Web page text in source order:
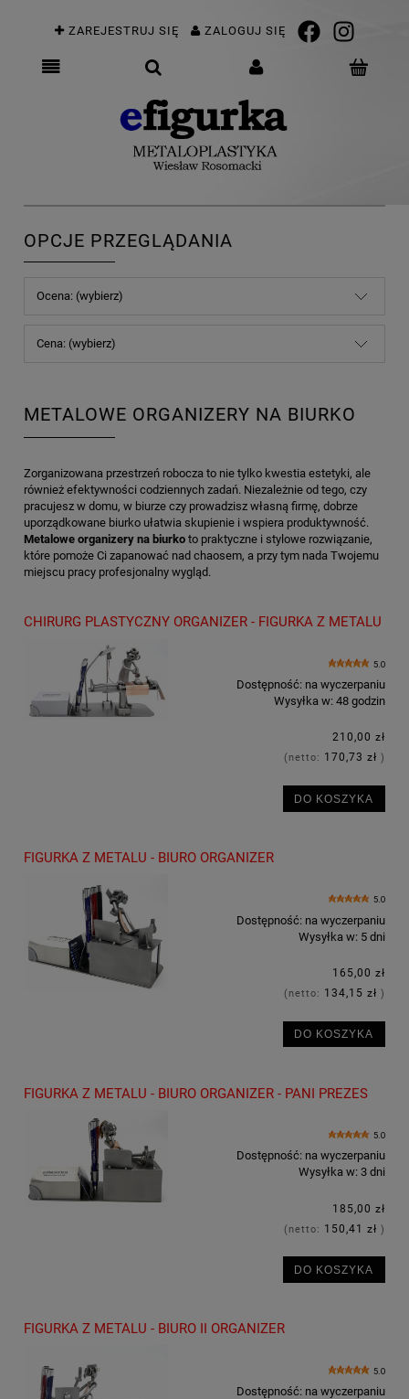
ZAREJESTRUJ SIĘ ZALOGUJ SIĘ
OPCJE PRZEGLĄDANIA
Ocena: (wybierz)
Cena: (wybierz)
METALOWE ORGANIZERY NA BIURKO
Zorganizowana przestrzeń robocza to nie tylko kwestia estetyki, ale
również efektywności codziennych zadań. Niezależnie od tego, czy
pracujesz w domu, w biurze czy prowadzisz własną firmę, dobrze
uporządkowane biurko ułatwia skupienie i wspiera produktywność.
Metalowe organizery na biurko to praktyczne i stylowe rozwiązanie,
które pomoże Ci zapanować nad chaosem, a przy tym nada Twojemu
miejscu pracy profesjonalny wygląd.
CHIRURG PLASTYCZNY ORGANIZER - FIGURKA Z METALU
5.0
Dostępność: na wyczerpaniu
Wysyłka w: 48 godzin
210,00 zł
(netto: 170,73 zł )
DO KOSZYKA
FIGURKA Z METALU - BIURO ORGANIZER
5.0
Dostępność: na wyczerpaniu
Wysyłka w: 5 dni
165,00 zł
(netto: 134,15 zł )
DO KOSZYKA
FIGURKA Z METALU - BIURO ORGANIZER - PANI PREZES
5.0
Dostępność: na wyczerpaniu
Wysyłka w: 3 dni
185,00 zł
(netto: 150,41 zł )
DO KOSZYKA
FIGURKA Z METALU - BIURO II ORGANIZER
5.0
Dostępność: na wyczerpaniu